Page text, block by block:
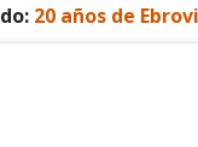
20 años de